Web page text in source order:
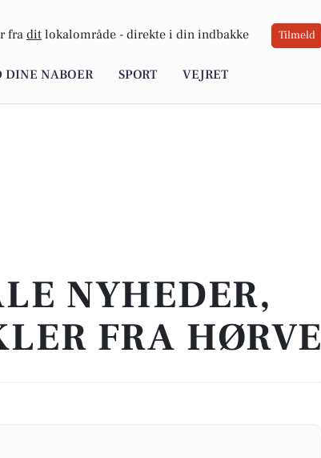
fra dit lokalområde - direkte i din indbakke Tilmeld
NABOER SPORT VEJRET
NYHEDER,
FRA HØRVE